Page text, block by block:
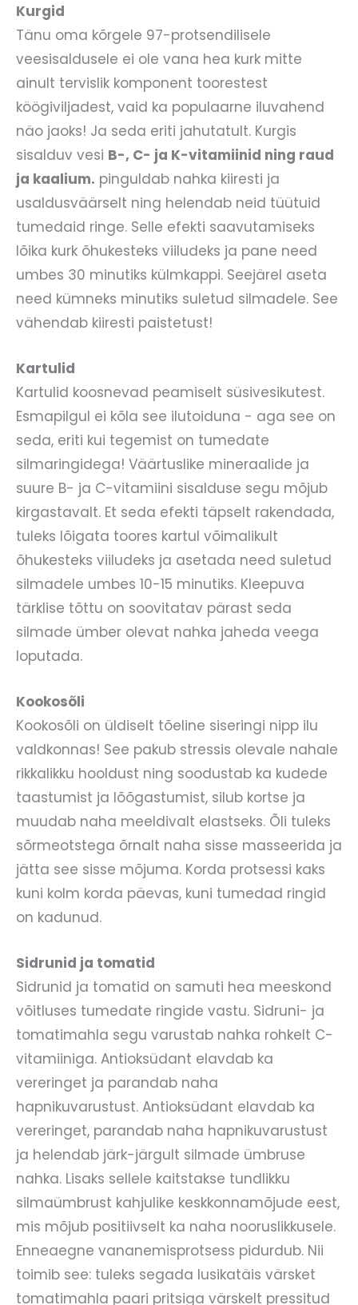
Kurgid
Tänu oma kõrgele 97-protsendilisele
veesisaldusele ei ole vana hea kurk mitte
ainult tervislik komponent toorestest
köögiviljadest, vaid ka populaarne iluvahend
näo jaoks! Ja seda eriti jahutatult. Kurgis
sisalduv vesi B-, C- ja K-vitamiinid ning raud
ja kaalium. pinguldab nahka kiiresti ja
usaldusväärselt ning helendab neid tüütuid
tumedaid ringe. Selle efekti saavutamiseks
lõika kurk õhukesteks viiludeks ja pane need
umbes 30 minutiks külmkappi. Seejärel aseta
need kümneks minutiks suletud silmadele. See
vähendab kiiresti paistetust!
Kartulid
Kartulid koosnevad peamiselt süsivesikutest.
Esmapilgul ei kõla see ilutoiduna - aga see on
seda, eriti kui tegemist on tumedate
silmaringidega! Väärtuslike mineraalide ja
suure B- ja C-vitamiini sisalduse segu mõjub
kirgastavalt. Et seda efekti täpselt rakendada,
tuleks lõigata toores kartul võimalikult
õhukesteks viiludeks ja asetada need suletud
silmadele umbes 10-15 minutiks. Kleepuva
tärklise tõttu on soovitatav pärast seda
silmade ümber olevat nahka jaheda veega
loputada.
Kookosõli
Kookosõli on üldiselt tõeline siseringi nipp ilu
valdkonnas! See pakub stressis olevale nahale
rikkalikku hooldust ning soodustab ka kudede
taastumist ja lõõgastumist, silub kortse ja
muudab naha meeldivalt elastseks. Õli tuleks
sõrmeotstega õrnalt naha sisse masseerida ja
jätta see sisse mõjuma. Korda protsessi kaks
kuni kolm korda päevas, kuni tumedad ringid
on kadunud.
Sidrunid ja tomatid
Sidrunid ja tomatid on samuti hea meeskond
võitluses tumedate ringide vastu. Sidruni- ja
tomatimahla segu varustab nahka rohkelt C-
vitamiiniga. Antioksüdant elavdab ka
vereringet ja parandab naha
hapnikuvarustust. Antioksüdant elavdab ka
vereringet, parandab naha hapnikuvarustust
ja helendab järk-järgult silmade ümbruse
nahka. Lisaks sellele kaitstakse tundlikku
silmaümbrust kahjulike keskkonnamõjude eest,
mis mõjub positiivselt ka naha nooruslikkusele.
Enneaegne vananemisprotsess pidurdub. Nii
toimib see: tuleks segada lusikatäis värsket
tomatimahla paari pritsiga värskelt pressitud